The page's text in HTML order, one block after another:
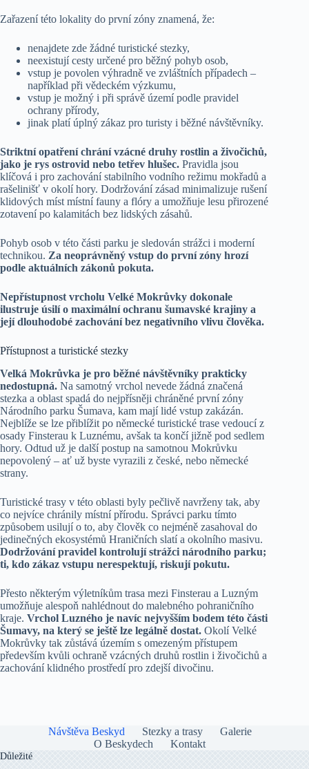
Zařazení této lokality do první zóny znamená, že:
nenajdete zde žádné turistické stezky,
neexistují cesty určené pro běžný pohyb osob,
vstup je povolen výhradně ve zvláštních případech –
například při vědeckém výzkumu,
vstup je možný i při správě území podle pravidel
ochrany přírody,
jinak platí úplný zákaz pro turisty i běžné návštěvníky.
Striktní opatření chrání vzácné druhy rostlin a živočichů,
jako je rys ostrovid nebo tetřev hlušec. Pravidla jsou
klíčová i pro zachování stabilního vodního režimu mokřadů a
rašelinišť v okolí hory. Dodržování zásad minimalizuje rušení
klidových míst místní fauny a flóry a umožňuje lesu přirozené
zotavení po kalamitách bez lidských zásahů.
Pohyb osob v této části parku je sledován strážci i moderní
technikou. Za neoprávněný vstup do první zóny hrozí
podle aktuálních zákonů pokuta.
Nepřístupnost vrcholu Velké Mokrůvky dokonale
ilustruje úsilí o maximální ochranu šumavské krajiny a
její dlouhodobé zachování bez negativního vlivu člověka.
Přístupnost a turistické stezky
Velká Mokrůvka je pro běžné návštěvníky prakticky
nedostupná. Na samotný vrchol nevede žádná značená
stezka a oblast spadá do nejpřísněji chráněné první zóny
Národního parku Šumava, kam mají lidé vstup zakázán.
Nejblíže se lze přiblížit po německé turistické trase vedoucí z
osady Finsterau k Luznému, avšak ta končí jižně pod sedlem
hory. Odtud už je další postup na samotnou Mokrůvku
nepovolený – ať už byste vyrazili z české, nebo německé
strany.
Turistické trasy v této oblasti byly pečlivě navrženy tak, aby
co nejvíce chránily místní přírodu. Správci parku tímto
způsobem usilují o to, aby člověk co nejméně zasahoval do
jedinečných ekosystémů Hraničních slatí a okolního masivu.
Dodržování pravidel kontrolují strážci národního parku;
ti, kdo zákaz vstupu nerespektují, riskují pokutu.
Přesto některým výletníkům trasa mezi Finsterau a Luzným
umožňuje alespoň nahlédnout do malebného pohraničního
kraje. Vrchol Luzného je navíc nejvyšším bodem této části
Šumavy, na který se ještě lze legálně dostat. Okolí Velké
Mokrůvky tak zůstává územím s omezeným přístupem
především kvůli ochraně vzácných druhů rostlin i živočichů a
zachování klidného prostředí pro zdejší divočinu.
Návštěva Beskyd Stezky a trasy
Galerie
O Beskydech
Kontakt
Důležité